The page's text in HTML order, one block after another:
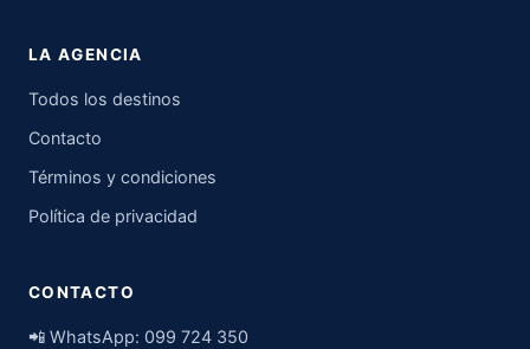
LA AGENCIA
Todos los destinos
Contacto
Términos y condiciones
Política de privacidad
CONTACTO
📲 WhatsApp: 099 724 350